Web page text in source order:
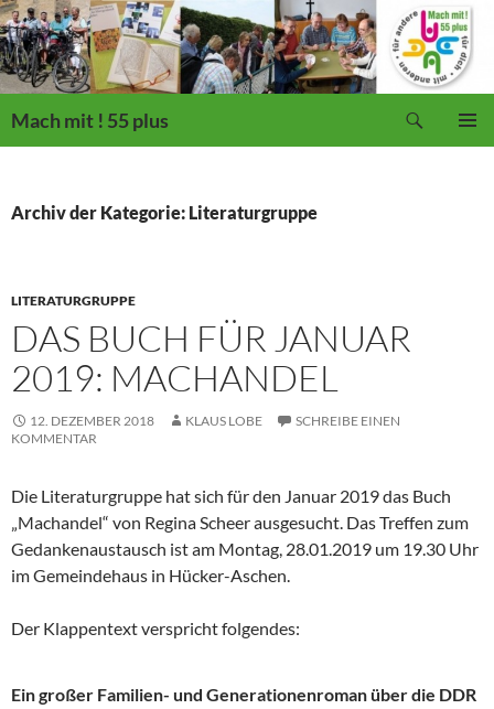
Mach mit ! 55 plus
Archiv der Kategorie: Literaturgruppe
LITERATURGRUPPE
DAS BUCH FÜR JANUAR
2019: MACHANDEL
12. DEZEMBER 2018 KLAUS LOBE
SCHREIBE EINEN
KOMMENTAR
Die Literaturgruppe hat sich für den Januar 2019 das Buch
„Machandel“ von Regina Scheer ausgesucht. Das Treffen zum
Gedankenaustausch ist am Montag, 28.01.2019 um 19.30 Uhr
im Gemeindehaus in Hücker-Aschen.
Der Klappentext verspricht folgendes:
Ein großer Familien- und Generationenroman über die DDR